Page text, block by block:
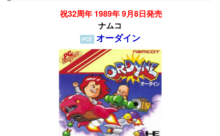
祝32周年 1989年 9月8日発売
ナムコ
PCE オーダイン